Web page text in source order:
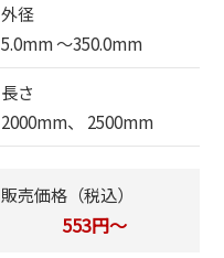
外径
5.0mm 〜350.0mm
長さ
2000mm、 2500mm
販売価格（税込）
553円～